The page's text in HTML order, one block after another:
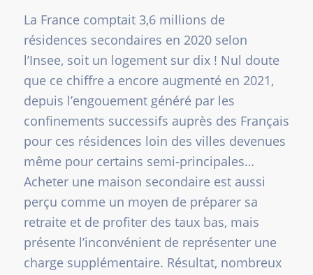
La France comptait 3,6 millions de
résidences secondaires en 2020 selon
l’Insee, soit un logement sur dix ! Nul doute
que ce chiffre a encore augmenté en 2021,
depuis l’engouement généré par les
confinements successifs auprès des Français
pour ces résidences loin des villes devenues
même pour certains semi-principales…
Acheter une maison secondaire est aussi
perçu comme un moyen de préparer sa
retraite et de profiter des taux bas, mais
présente l’inconvénient de représenter une
charge supplémentaire. Résultat, nombreux